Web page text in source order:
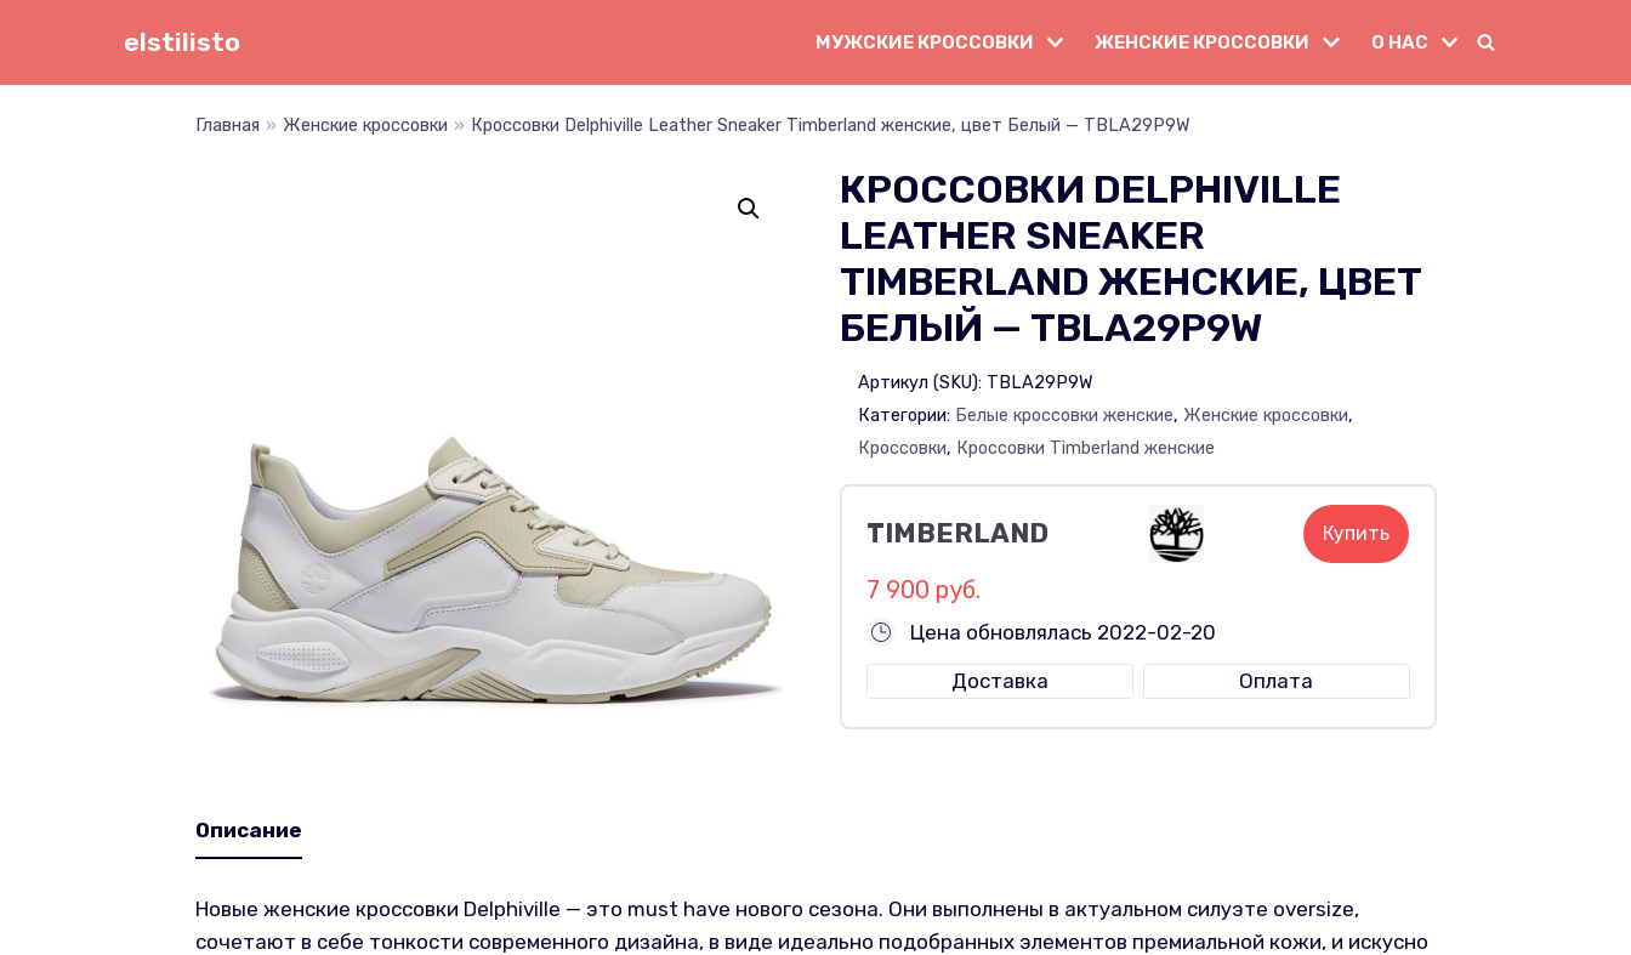
elstilisto МУЖСКИЕ КРОССОВКИ ЖЕНСКИЕ КРОССОВКИ О НАС
Главная » Женские кроссовки » Кроссовки Delphiville Leather Sneaker Timberland женские, цвет Белый — TBLA29P9W
КРОССОВКИ DELPHIVILLE
LEATHER SNEAKER
TIMBERLAND ЖЕНСКИЕ, ЦВЕТ
БЕЛЫЙ — TBLA29P9W
Артикул (SKU): TBLA29P9W
Категории: Белые кроссовки женские, Женские кроссовки,
Кроссовки, Кроссовки Timberland женские
TIMBERLAND Купить
7 900 руб.
Цена обновлялась 2022-02-20
Доставка
Оплата
Описание
Новые женские кроссовки Delphiville — это must have нового сезона. Они выполнены в актуальном силуэте oversize,
сочетают в себе тонкости современного дизайна, в виде идеально подобранных элементов премиальной кожи, и искусно